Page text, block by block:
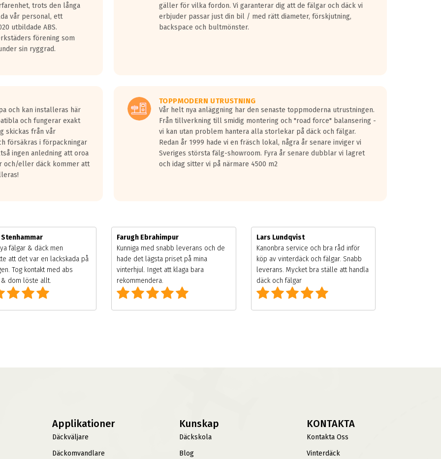
överträffa motorljudet.
ett däck med vågar. Hög bullernivå markeras med svarta vågor
kraven som finns i dagsläget, men är inte längre tillåtna enligt nya
trots den långa
vår personal, ett
utbildade ABS.
förening som
sin ryggrad.
gäller för vilka fordon. Vi garanterar dig att de fälgar och däck vi
erbjuder passar just din bil / med rätt diameter, förskjutning,
backspace och bultmönster.
och kan installeras här
och fungerar exakt
skickas från vår
försäkras i förpackningar
ingen anledning att oroa
och/eller däck kommer att
TOPPMODERN UTRUSTNING
Vår helt nya anläggning har den senaste toppmoderna utrustningen.
Från tillverkning till smidig montering och "road force" balansering -
vi kan utan problem hantera alla storlekar på däck och fälgar.
Redan år 1999 hade vi en fräsch lokal, några år senare inviger vi
Sveriges största fälg-showroom. Fyra år senare dubblar vi lagret
och idag sitter vi på närmare 4500 m2
Stenhammar
fälgar & däck men
att det var en lackskada på
Tog kontakt med abs
dom löste allt.
Farugh Ebrahimpur
Kunniga med snabb leverans och de
hade det lägsta priset på mina
vinterhjul. Inget att klaga bara
rekommendera.
Lars Lundqvist
Kanonbra service och bra råd inför
köp av vinterdäck och fälgar. Snabb
leverans. Mycket bra ställe att handla
däck och fälgar
Applikationer
Däckväljare
Däckomvandlare
Kunskap
Däckskola
Blog
KONTAKTA
Kontakta Oss
Vinterdäck